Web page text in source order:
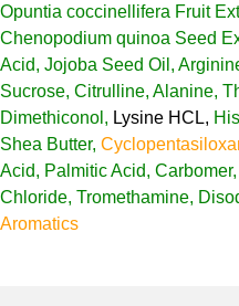
Opuntia coccinellifera Fruit
Chenopodium quinoa Seed
Acid, Jojoba Seed Oil,
Sucrose, Citrulline, Alanine,
Dimethiconol, Lysine HCL,
Shea Butter,
Acid, Palmitic Acid,
Chloride, Tromethamine,
Aromatics